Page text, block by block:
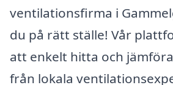
ventilationsfirma i
du på rätt ställe! Vår
att enkelt hitta och
från lokala